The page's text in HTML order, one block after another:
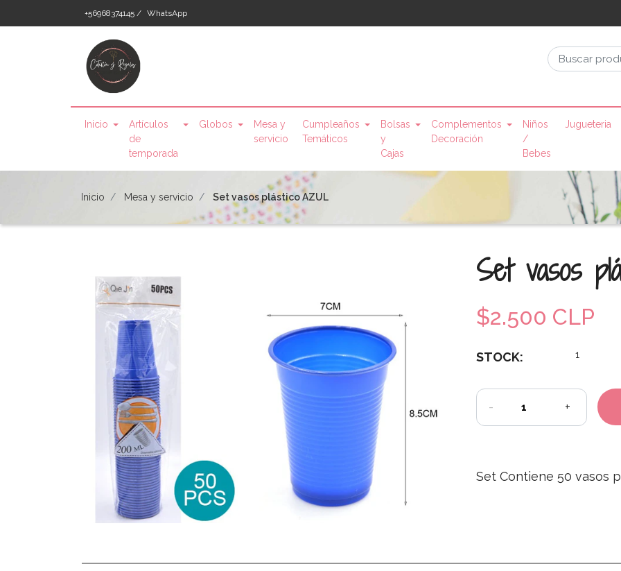
+56968374145 / WhatsApp
Inicio
Artículos
de
temporada
Globos
Mesa y
servicio
Cumpleaños
Temáticos
Bolsas
y
Cajas
Complementos
Decoración
Niños
/
Bebes
Jugueteria
Inicio Mesa y servicio Set vasos plástico AZUL
Set vasos
$2.500 CLP
STOCK: 1
- +
Set Contiene 50 vasos